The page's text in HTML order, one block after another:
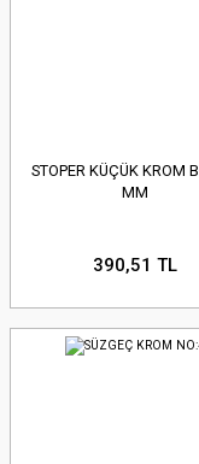
STOPER KÜÇÜK KROM
MM
390,51 TL